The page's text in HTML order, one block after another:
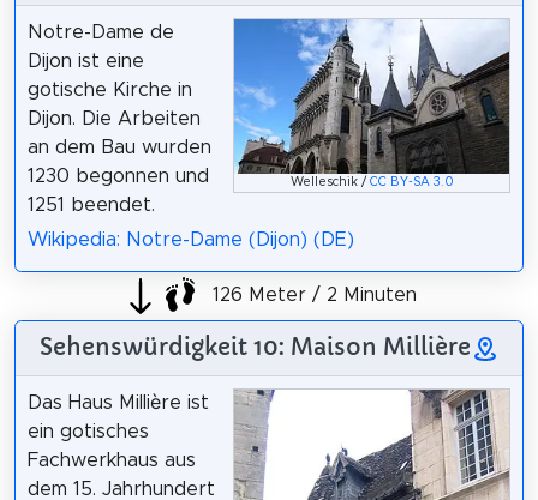
Welleschik / CC BY-SA 3.0
Notre-Dame de
Dijon ist eine
gotische Kirche in
Dijon. Die Arbeiten
an dem Bau wurden
1230 begonnen und
1251 beendet.
Wikipedia: Notre-Dame (Dijon) (DE)
126 Meter / 2 Minuten
Sehenswürdigkeit 10: Maison Millière
Das Haus Millière ist
ein gotisches
Fachwerkhaus aus
dem 15. Jahrhundert